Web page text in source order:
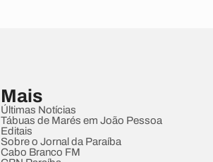
Mais
Últimas Notícias
Tábuas de Marés em João Pessoa
Editais
Sobre o Jornal da Paraíba
Cabo Branco FM